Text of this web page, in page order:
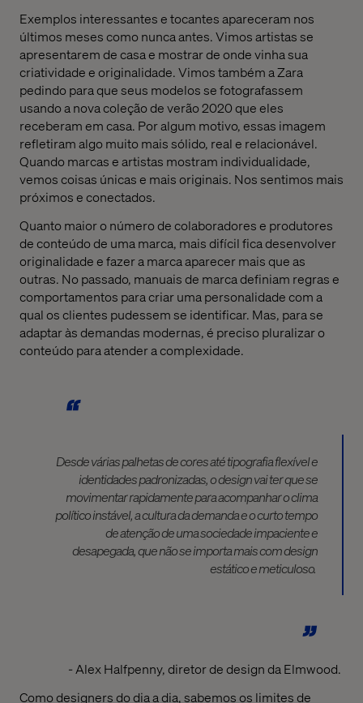
Exemplos interessantes e tocantes apareceram nos
últimos meses como nunca antes. Vimos artistas se
apresentarem de casa e mostrar de onde vinha sua
criatividade e originalidade. Vimos também a Zara
pedindo para que seus modelos se fotografassem
usando a nova coleção de verão 2020 que eles
receberam em casa. Por algum motivo, essas imagem
refletiram algo muito mais sólido, real e relacionável.
Quando marcas e artistas mostram individualidade,
vemos coisas únicas e mais originais. Nos sentimos mais
próximos e conectados.
Quanto maior o número de colaboradores e produtores
de conteúdo de uma marca, mais difícil fica desenvolver
originalidade e fazer a marca aparecer mais que as
outras. No passado, manuais de marca definiam regras e
comportamentos para criar uma personalidade com a
qual os clientes pudessem se identificar. Mas, para se
adaptar às demandas modernas, é preciso pluralizar o
conteúdo para atender a complexidade.
Desde várias palhetas de cores até tipografia flexível e
identidades padronizadas, o design vai ter que se
movimentar rapidamente para acompanhar o clima
político instável, a cultura da demanda e o curto tempo
de atenção de uma sociedade impaciente e
desapegada, que não se importa mais com design
estático e meticuloso.
- Alex Halfpenny, diretor de design da Elmwood.
Como designers do dia a dia, sabemos os limites de